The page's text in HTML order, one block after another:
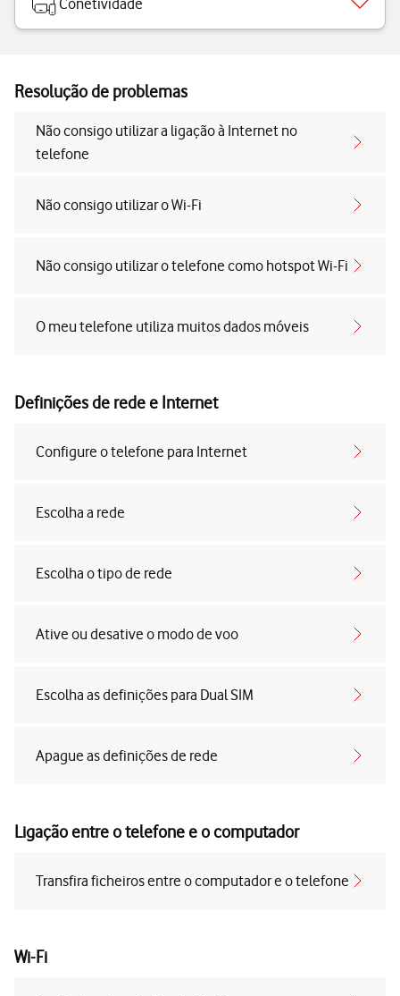
Conetividade
Resolução de problemas
Não consigo utilizar a ligação à Internet no
telefone
Não consigo utilizar o Wi-Fi
Não consigo utilizar o telefone como hotspot Wi-Fi
O meu telefone utiliza muitos dados móveis
Definições de rede e Internet
Configure o telefone para Internet
Escolha a rede
Escolha o tipo de rede
Ative ou desative o modo de voo
Escolha as definições para Dual SIM
Apague as definições de rede
Ligação entre o telefone e o computador
Transfira ficheiros entre o computador e o telefone
Wi-Fi